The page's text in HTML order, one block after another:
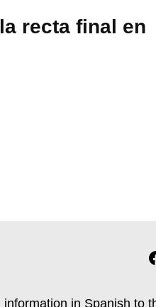
recta final en
in Spanish to